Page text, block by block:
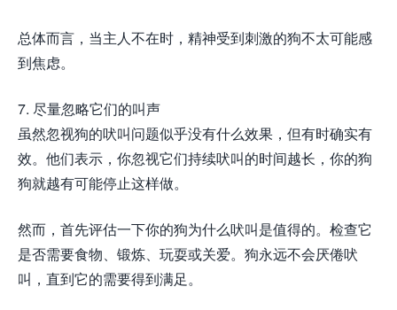
总体而言，当主人不在时，精神受到刺激的狗不太可能感
到焦虑。
7. 尽量忽略它们的叫声
虽然忽视狗的吠叫问题似乎没有什么效果，但有时确实有
效。他们表示，你忽视它们持续吠叫的时间越长，你的狗
狗就越有可能停止这样做。
然而，首先评估一下你的狗为什么吠叫是值得的。检查它
是否需要食物、锻炼、玩耍或关爱。狗永远不会厌倦吠
叫，直到它的需要得到满足。